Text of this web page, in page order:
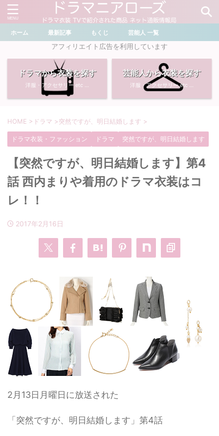
＼ ドラマ・芸能人を検索 ／
おすすめ検索ワード
川口春奈
・石原さとみ
・菜々緒
・堀田真由
多部未華子
広瀬すず
あのクズ
・ 若草物語
・ 畑芽育
岡崎紗絵
・わたしの宝物
・ワンピース
・ 腕時計
ホーム 最新記事 もくじ 芸能人 一覧
アフィリエイト広告を利用しています
ドラマから衣装を探す
洋服・アクセサリー etc ...
芸能人から衣装を探す
洋服・アクセサリー etc ...
HOME > ドラマ >突然ですが、明日結婚します >
ドラマ衣装・ファッション ドラマ 突然ですが、明日結婚します
【突然ですが、明日結婚します】第4
話 西内まりや着用のドラマ衣装はコ
レ！！
2017年2月16日
2月13日月曜日に放送された
「突然ですが、明日結婚します」第4話